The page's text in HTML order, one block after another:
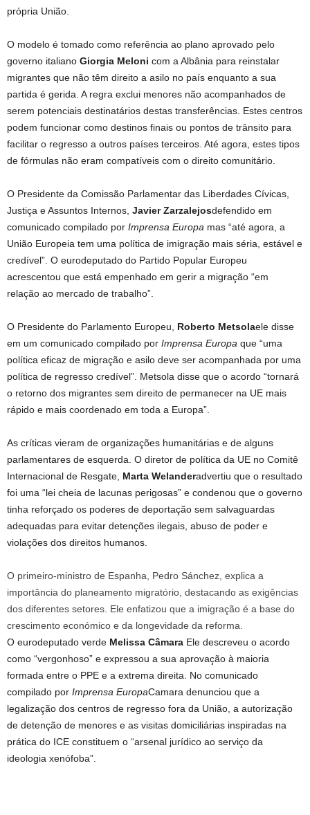
própria União.
O modelo é tomado como referência ao plano aprovado pelo
governo italiano Giorgia Meloni com a Albânia para reinstalar
migrantes que não têm direito a asilo no país enquanto a sua
partida é gerida. A regra exclui menores não acompanhados de
serem potenciais destinatários destas transferências. Estes centros
podem funcionar como destinos finais ou pontos de trânsito para
facilitar o regresso a outros países terceiros. Até agora, estes tipos
de fórmulas não eram compatíveis com o direito comunitário.
O Presidente da Comissão Parlamentar das Liberdades Cívicas,
Justiça e Assuntos Internos, Javier Zarzalejosdefendido em
comunicado compilado por Imprensa Europa mas “até agora, a
União Europeia tem uma política de imigração mais séria, estável e
credível”. O eurodeputado do Partido Popular Europeu
acrescentou que está empenhado em gerir a migração “em
relação ao mercado de trabalho”.
O Presidente do Parlamento Europeu, Roberto Metsolaele disse
em um comunicado compilado por Imprensa Europa que “uma
política eficaz de migração e asilo deve ser acompanhada por uma
política de regresso credível”. Metsola disse que o acordo “tornará
o retorno dos migrantes sem direito de permanecer na UE mais
rápido e mais coordenado em toda a Europa”.
As críticas vieram de organizações humanitárias e de alguns
parlamentares de esquerda. O diretor de política da UE no Comitê
Internacional de Resgate, Marta Welanderadvertiu que o resultado
foi uma “lei cheia de lacunas perigosas” e condenou que o governo
tinha reforçado os poderes de deportação sem salvaguardas
adequadas para evitar detenções ilegais, abuso de poder e
violações dos direitos humanos.
O primeiro-ministro de Espanha, Pedro Sánchez, explica a
importância do planeamento migratório, destacando as exigências
dos diferentes setores. Ele enfatizou que a imigração é a base do
crescimento económico e da longevidade da reforma.
O eurodeputado verde Melissa Câmara Ele descreveu o acordo
como “vergonhoso” e expressou a sua aprovação à maioria
formada entre o PPE e a extrema direita. No comunicado
compilado por Imprensa EuropaCamara denunciou que a
legalização dos centros de regresso fora da União, a autorização
de detenção de menores e as visitas domiciliárias inspiradas na
prática do ICE constituem o “arsenal jurídico ao serviço da
ideologia xenófoba”.